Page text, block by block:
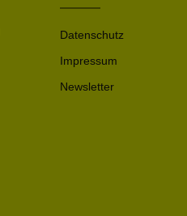
Datenschutz
Impressum
Newsletter